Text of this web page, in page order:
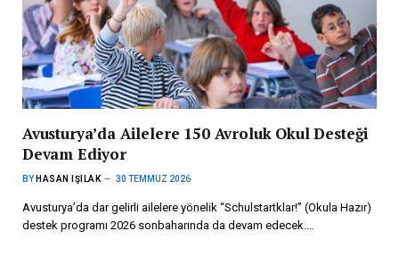
Avusturya’da Ailelere 150 Avroluk Okul Desteği
Devam Ediyor
BY HASAN IŞILAK 30 TEMMUZ 2026
Avusturya’da dar gelirli ailelere yönelik “Schulstartklar!” (Okula Hazır)
destek programı 2026 sonbaharında da devam edecek.…